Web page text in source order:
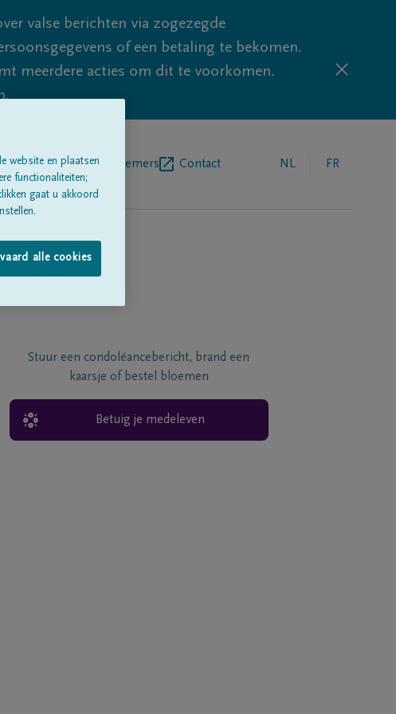
valse berichten via zogezegde
of een betaling te bekomen.
meerdere acties om dit te voorkomen.
onsBegrafenisondernemers Contact NL FR
Stuur een condoléancebericht, brand een
kaarsje of bestel bloemen
Betuig je medeleven
website en plaatsen
functionaliteiten;
gaat u akkoord
alle cookies